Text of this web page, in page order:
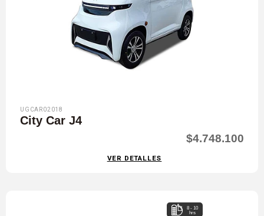
UGCAR02018
City Car J4
$4.748.100
VER DETALLES
8 - 10
hrs